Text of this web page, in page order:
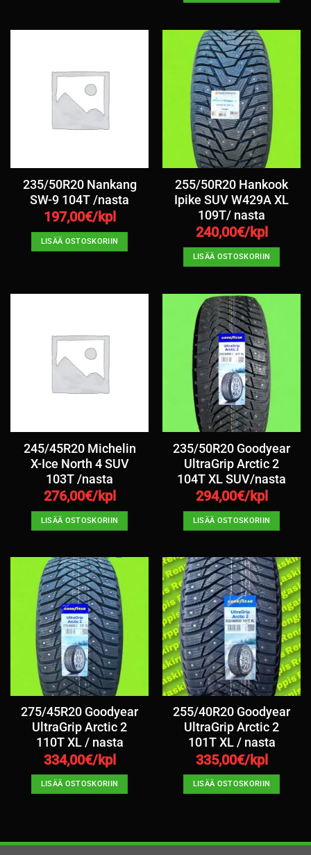
235/50R20 Nankang
SW-9 104T /nasta
197,00€/kpl
LISÄÄ OSTOSKORIIN
255/50R20 Hankook
Ipike SUV W429A XL
109T/ nasta
240,00€/kpl
LISÄÄ OSTOSKORIIN
245/45R20 Michelin
X-Ice North 4 SUV
103T /nasta
276,00€/kpl
LISÄÄ OSTOSKORIIN
235/50R20 Goodyear
UltraGrip Arctic 2
104T XL SUV/nasta
294,00€/kpl
LISÄÄ OSTOSKORIIN
275/45R20 Goodyear
UltraGrip Arctic 2
110T XL / nasta
334,00€/kpl
LISÄÄ OSTOSKORIIN
255/40R20 Goodyear
UltraGrip Arctic 2
101T XL / nasta
335,00€/kpl
LISÄÄ OSTOSKORIIN